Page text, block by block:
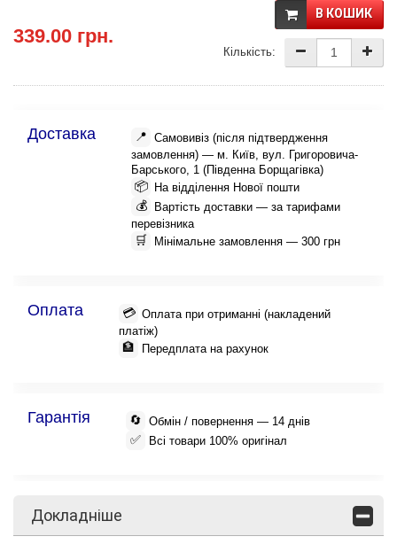
339.00 грн.
В КОШИК
Кількість:
Доставка 📍 Самовивіз (після підтвердження
замовлення) — м. Київ, вул. Григоровича-
Барського, 1 (Південна Борщагівка)
📦 На відділення Нової пошти
💰
Вартість доставки — за тарифами
перевізника
🛒 Мінімальне замовлення — 300 грн
Оплата 💳 Оплата при отриманні (накладений
платіж)
🏦 Передплата на рахунок
Гарантія 🔄 Обмін / повернення — 14 днів
✅ Всі товари 100% оригінал
Докладніше